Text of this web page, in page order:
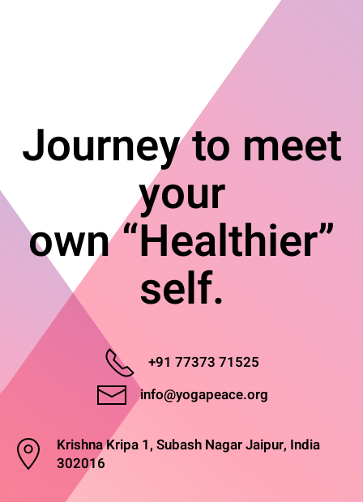
Journey to meet
your
own “Healthier”
self.
+91 77373 71525
info@yogapeace.org
Krishna Kripa 1, Subash Nagar Jaipur, India
302016